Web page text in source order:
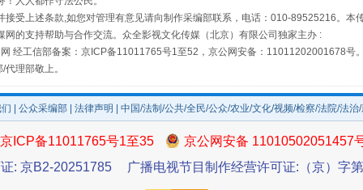
事关残疾人未来5年
受上述条款,如您对管理有意见请向制作采编部联系，电话：010-89525216。本
的支持帮助与合作交流。众全影视文化传媒（北京）有限公司独家主办 :
经工信部备案：京ICP备11011765号1至52，京公网安备：11011202001678号
理部敬上。
公众采编部 法律声明 | 中国/法制/公共/全民/公众/农业/文化/视频/检察/法院/法治
京ICP备11011765号1至35
京公网安备 11010502051457
: 京B2-20251785
广播电视节目制作经营许可证:（京）字